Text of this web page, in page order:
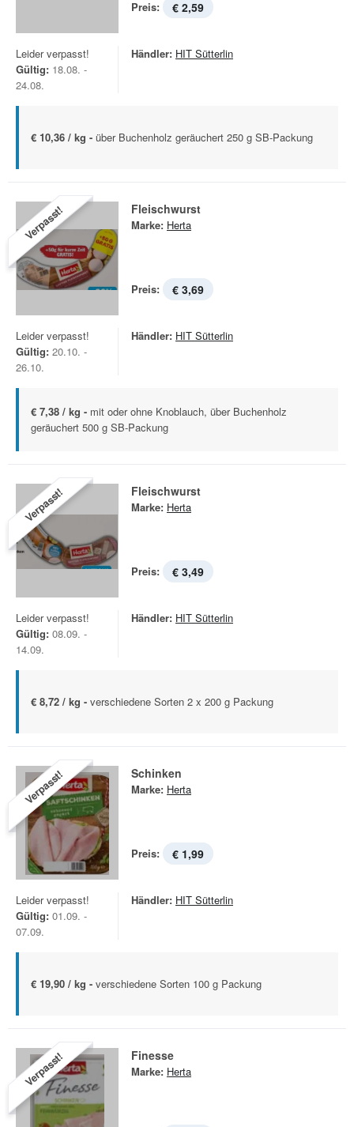
Preis: € 2,59
Leider verpasst!
Gültig: 18.08. -
24.08.
Händler: HIT Sütterlin
€ 10,36 / kg - über Buchenholz geräuchert 250 g SB-Packung
Verpasst! Fleischwurst
Marke: Herta
Preis: € 3,69
Leider verpasst!
Gültig: 20.10. -
26.10.
Händler: HIT Sütterlin
€ 7,38 / kg - mit oder ohne Knoblauch, über Buchenholz
geräuchert 500 g SB-Packung
Verpasst! Fleischwurst
Marke: Herta
Preis: € 3,49
Leider verpasst!
Gültig: 08.09. -
14.09.
Händler: HIT Sütterlin
€ 8,72 / kg - verschiedene Sorten 2 x 200 g Packung
Verpasst! Schinken
Marke: Herta
Preis: € 1,99
Leider verpasst!
Gültig: 01.09. -
07.09.
Händler: HIT Sütterlin
€ 19,90 / kg - verschiedene Sorten 100 g Packung
Verpasst! Finesse
Marke: Herta